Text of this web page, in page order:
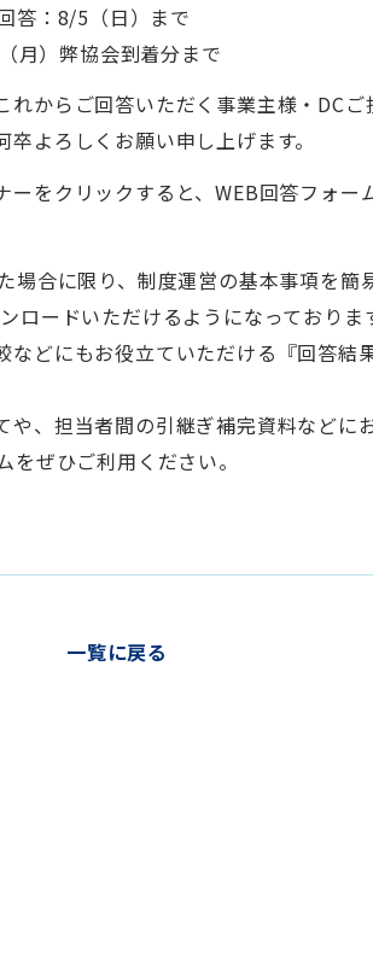
答：8/5（日）まで
月）弊協会到着分まで
れからご回答いただく事業主様・DCご
よろしくお願い申し上げます。
をクリックすると、WEB回答フォー
場合に限り、制度運営の基本事項を簡
ロードいただけるようになっておりま
などにもお役立ていただける『回答結
や、担当者間の引継ぎ補完資料などに
をぜひご利用ください。
一覧に戻る